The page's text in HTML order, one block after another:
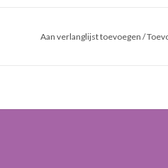
Aan verlanglijst toevoegen /